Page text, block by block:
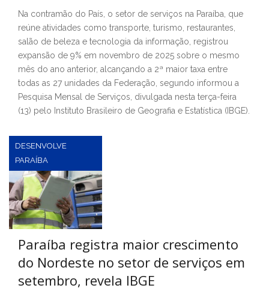
Na contramão do País, o setor de serviços na Paraíba, que
reúne atividades como transporte, turismo, restaurantes,
salão de beleza e tecnologia da informação, registrou
expansão de 9% em novembro de 2025 sobre o mesmo
mês do ano anterior, alcançando a 2ª maior taxa entre
todas as 27 unidades da Federação, segundo informou a
Pesquisa Mensal de Serviços, divulgada nesta terça-feira
(13) pelo Instituto Brasileiro de Geografia e Estatística (IBGE).
DESENVOLVE
PARAÍBA
Paraíba registra maior crescimento
do Nordeste no setor de serviços em
setembro, revela IBGE